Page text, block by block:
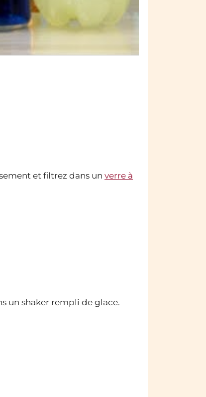
et filtrez dans un verre à
un shaker rempli de glace.